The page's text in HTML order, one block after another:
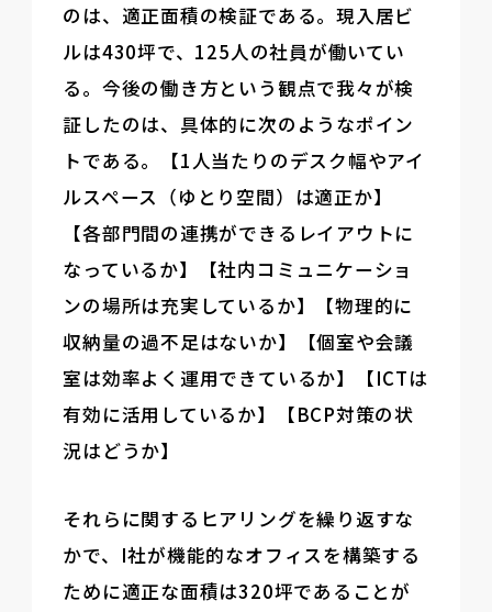
のは、適正面積の検証である。現入居ビ
ルは430坪で、125人の社員が働いてい
る。今後の働き方という観点で我々が検
証したのは、具体的に次のようなポイン
トである。【1人当たりのデスク幅やアイ
ルスペース（ゆとり空間）は適正か】
【各部門間の連携ができるレイアウトに
なっているか】【社内コミュニケーショ
ンの場所は充実しているか】【物理的に
収納量の過不足はないか】【個室や会議
室は効率よく運用できているか】【ICTは
有効に活用しているか】【BCP対策の状
況はどうか】
それらに関するヒアリングを繰り返すな
かで、I社が機能的なオフィスを構築する
ために適正な面積は320坪であることが